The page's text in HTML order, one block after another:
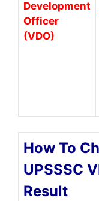
Development
Officer
(VDO)
How To
UPSSSC
Result